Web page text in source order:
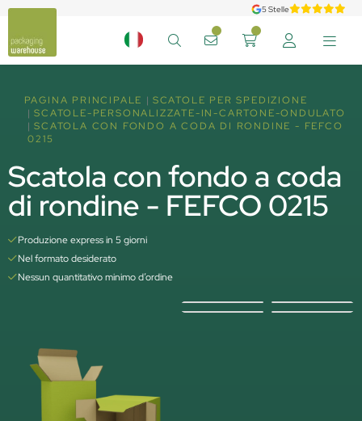
5 Stelle
PAGINA PRINCIPALE
SCATOLE PER SPEDIZIONE
SCATOLE-PERSONALIZZATE-IN-CARTONE-ONDULATO
SCATOLA CON FONDO A CODA DI RONDINE - FEFCO
0215
Scatola con fondo a coda
di rondine - FEFCO 0215
Produzione express in 5 giorni
Nel formato desiderato
Nessun quantitativo minimo d’ordine